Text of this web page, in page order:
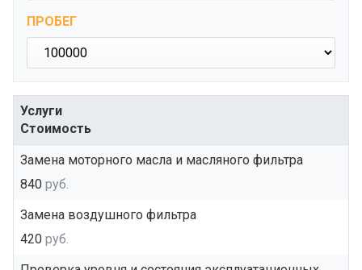
ПРОБЕГ
Услуги
Стоимость
Замена моторного масла и масляного фильтра
840 руб.
Замена воздушного фильтра
420 руб.